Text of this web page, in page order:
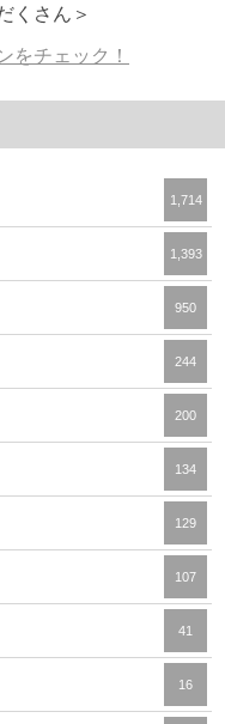
くさん＞
をチェック！
1,714
1,393
950
244
200
134
129
107
41
16